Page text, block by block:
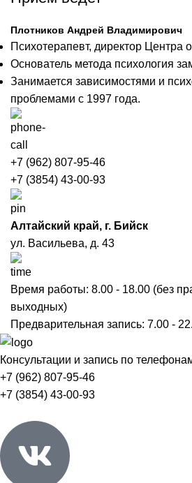
Плотников Андрей Владимирович
Психотерапевт, директор Центра
Основатель метода психология
Занимается зависимостями и
проблемами с 1997 года.
+7 (962) 807-95-46
+7 (3854) 43-00-93
Алтайский край, г. Бийск
ул. Васильева, д. 43
Время работы: 8.00 - 18.00 (без
выходных)
Предварительная запись: 7.00 -
Консультации и запись по
+7 (962) 807-95-46
+7 (3854) 43-00-93